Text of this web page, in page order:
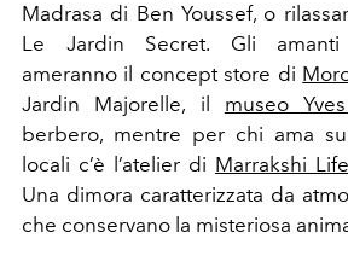
Madrasa di Ben Youssef, o
Le Jardin Secret. Gli
ameranno il concept store di
Jardin Majorelle, il museo
berbero, mentre per chi ama
locali c’è l’atelier di Marrakshi Life
Una dimora caratterizzata da
che conservano la misteriosa